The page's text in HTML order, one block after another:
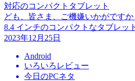
対応のコンパクトタブレット
ども、皆さま、ご機嫌いかがです
8.4 インチのコンパクトなタブレッ
2023年12月25日
Android
いろいろレビュー
今日のPCネタ